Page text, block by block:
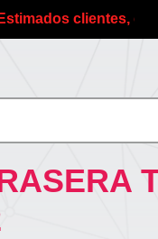
clientes, debido